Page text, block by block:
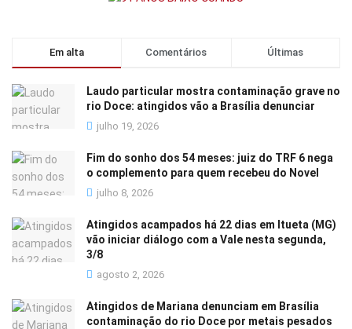
Em alta Comentários Últimas
Laudo particular mostra contaminação grave no
rio Doce: atingidos vão a Brasília denunciar
julho 19, 2026
Fim do sonho dos 54 meses: juiz do TRF 6 nega
o complemento para quem recebeu do Novel
julho 8, 2026
Atingidos acampados há 22 dias em Itueta (MG)
vão iniciar diálogo com a Vale nesta segunda,
3/8
agosto 2, 2026
Atingidos de Mariana denunciam em Brasília
contaminação do rio Doce por metais pesados